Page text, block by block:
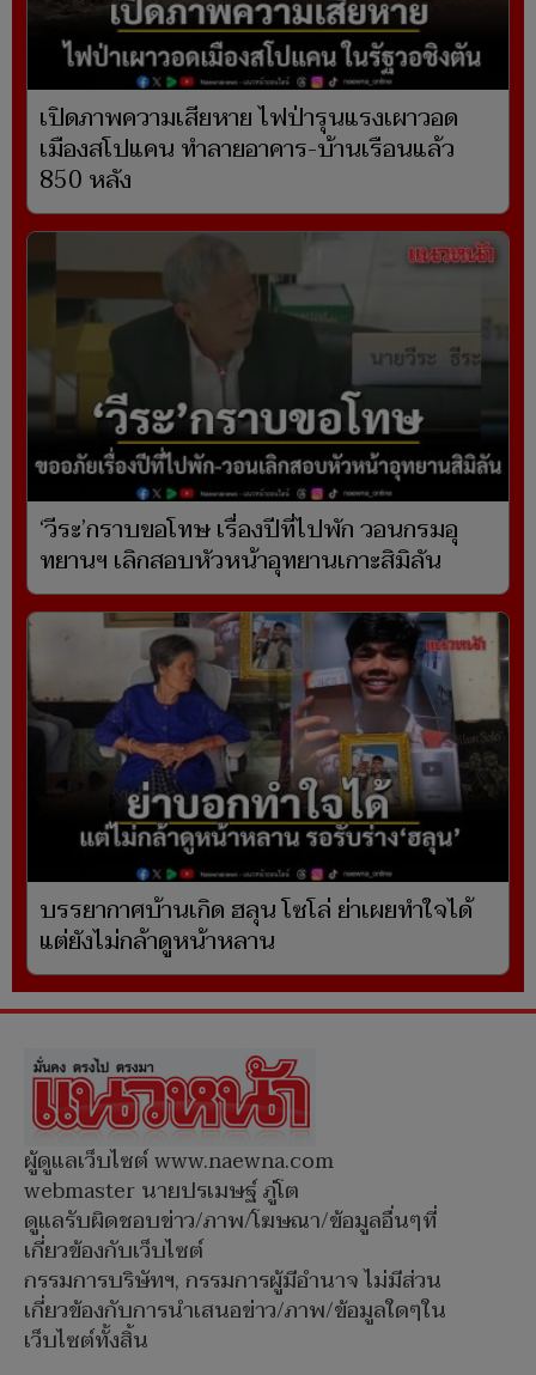
เปิดภาพความเสียหาย ไฟป่ารุนแรงเผาวอด
เมืองสโปแคน ทำลายอาคาร-บ้านเรือนแล้ว
850 หลัง
‘วีระ’กราบขอโทษ เรื่องปีที่ไปพัก วอนกรมอุ
ทยานฯ เลิกสอบหัวหน้าอุทยานเกาะสิมิลัน
บรรยากาศบ้านเกิด ฮลุน โซโล่ ย่าเผยทำใจได้
แต่ยังไม่กล้าดูหน้าหลาน
ผู้ดูแลเว็บไซต์ www.naewna.com
webmaster นายปรเมษฐ์ ภู่โต
ดูแลรับผิดชอบข่าว/ภาพ/โฆษณา/ข้อมูลอื่นๆที่
เกี่ยวข้องกับเว็บไซต์
กรรมการบริษัทฯ, กรรมการผู้มีอำนาจ ไม่มีส่วน
เกี่ยวข้องกับการนำเสนอข่าว/ภาพ/ข้อมูลใดๆใน
เว็บไซต์ทั้งสิ้น